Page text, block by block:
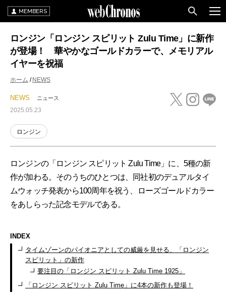
MEMBERS
ロンジン「ロンジン スピリット Zulu Time」に新作
が登場！ 華やかなゴールドカラーで、メモリアル
イヤーを祝福
ホーム NEWS
NEWS ニュース
2025.05.23
ロンジン
ロンジンの「ロンジン スピリット Zulu Time」に、5種の新
作が加わる。そのうちのひとつは、同社初のデュアルタイ
ムウォッチ発表から100周年を祝う、ローズゴールドカラー
をあしらった記念モデルである。
INDEX
タイムゾーンのパイオニアとしての威厳を見せる、「ロンジン
スピリット」の新作
要注目の「ロンジン スピリット Zulu Time 1925」
「ロンジン スピリット Zulu Time」に4本の新作も登場！